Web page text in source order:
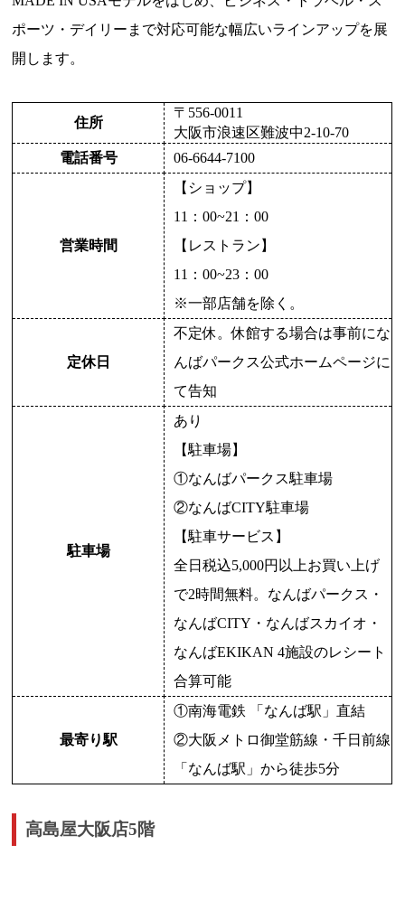
ポーツ・デイリーまで対応可能な幅広いラインアップを展
開します。
住所
〒556-0011
大阪市浪速区難波中2-10-70
電話番号
06-6644-7100
営業時間
【ショップ】
11：00~21：00
【レストラン】
11：00~23：00
※一部店舗を除く。
定休日
不定休。休館する場合は事前にな
んばパークス公式ホームページに
て告知
駐車場
あり
【駐車場】
①なんばパークス駐車場
②なんばCITY駐車場
【駐車サービス】
全日税込5,000円以上お買い上げ
で2時間無料。なんばパークス・
なんばCITY・なんばスカイオ・
なんばEKIKAN 4施設のレシート
合算可能
最寄り駅
①南海電鉄 「なんば駅」直結
②大阪メトロ御堂筋線・千日前線
「なんば駅」から徒歩5分
高島屋大阪店5階